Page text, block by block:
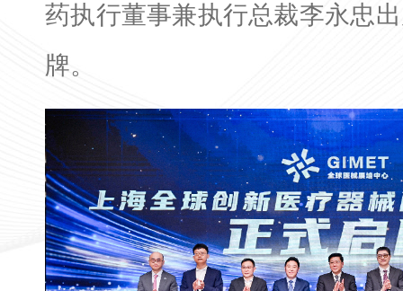
药执行董事兼执行总裁李永忠
牌。